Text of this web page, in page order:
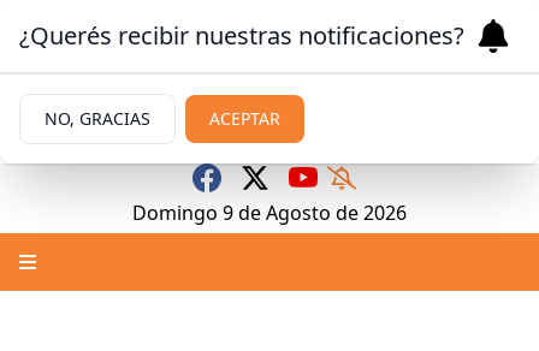
Domingo 9deAgosto de 2026
¿Querés recibir nuestras notificaciones?
NO, GRACIAS ACEPTAR